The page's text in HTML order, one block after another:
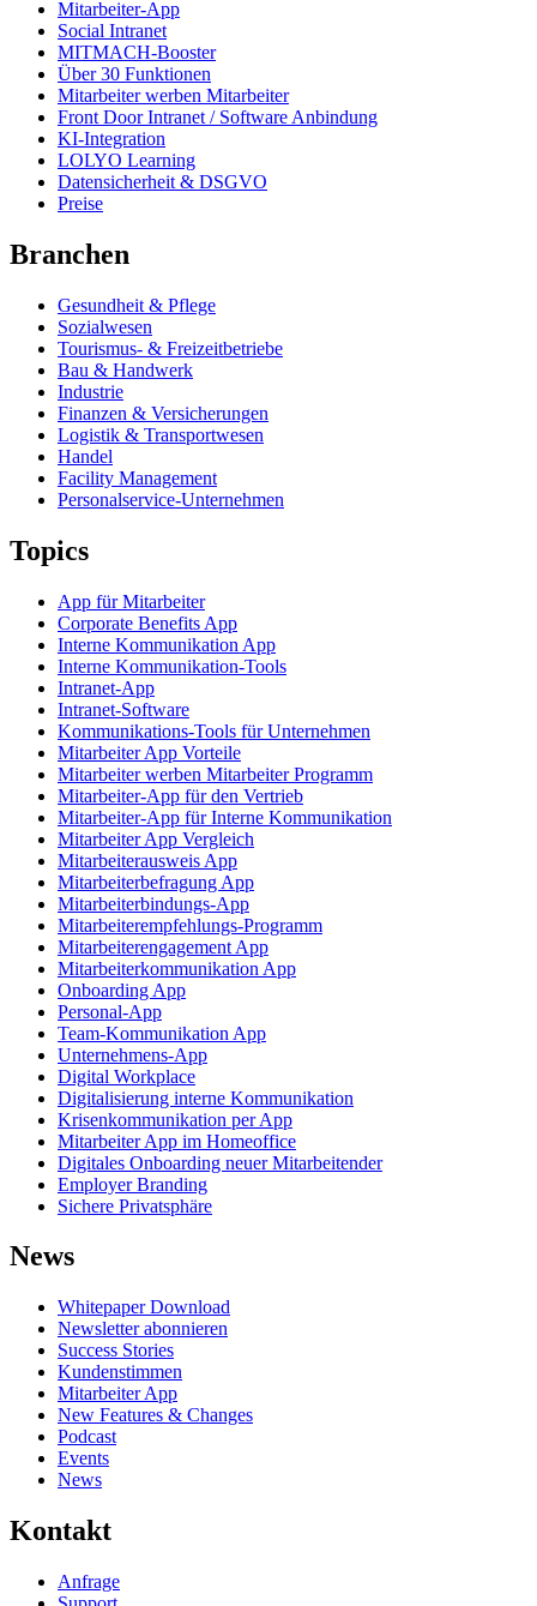
Mitarbeiter-App
Social Intranet
MITMACH-Booster
Über 30 Funktionen
Mitarbeiter werben Mitarbeiter
Front Door Intranet / Software Anbindung
KI-Integration
LOLYO Learning
Datensicherheit & DSGVO
Preise
Branchen
Gesundheit & Pflege
Sozialwesen
Tourismus- & Freizeitbetriebe
Bau & Handwerk
Industrie
Finanzen & Versicherungen
Logistik & Transportwesen
Handel
Facility Management
Personalservice-Unternehmen
Topics
App für Mitarbeiter
Corporate Benefits App
Interne Kommunikation App
Interne Kommunikation-Tools
Intranet-App
Intranet-Software
Kommunikations-Tools für Unternehmen
Mitarbeiter App Vorteile
Mitarbeiter werben Mitarbeiter Programm
Mitarbeiter-App für den Vertrieb
Mitarbeiter-App für Interne Kommunikation
Mitarbeiter App Vergleich
Mitarbeiterausweis App
Mitarbeiterbefragung App
Mitarbeiterbindungs-App
Mitarbeiterempfehlungs-Programm
Mitarbeiterengagement App
Mitarbeiterkommunikation App
Onboarding App
Personal-App
Team-Kommunikation App
Unternehmens-App
Digital Workplace
Digitalisierung interne Kommunikation
Krisenkommunikation per App
Mitarbeiter App im Homeoffice
Digitales Onboarding neuer Mitarbeitender
Employer Branding
Sichere Privatsphäre
News
Whitepaper Download
Newsletter abonnieren
Success Stories
Kundenstimmen
Mitarbeiter App
New Features & Changes
Podcast
Events
News
Kontakt
Anfrage